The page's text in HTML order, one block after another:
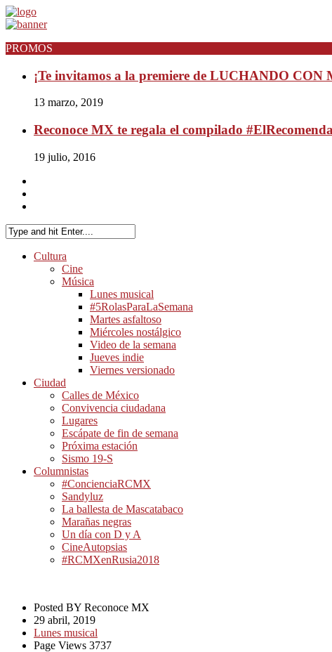
PROMOS
¡Te invitamos a la premiere de LUCHANDO
13 marzo, 2019
Reconoce MX te regala el compilado
19 julio, 2016
Cultura
Cine
Música
Lunes musical
#5RolasParaLaSemana
Martes asfaltoso
Miércoles nostálgico
Video de la semana
Jueves indie
Viernes versionado
Ciudad
Calles de México
Convivencia ciudadana
Lugares
Escápate de fin de semana
Próxima estación
Sismo 19-S
Columnistas
#ConcienciaRCMX
Sandyluz
La ballesta de Mascatabaco
Marañas negras
Un día con D y A
CineAutopsias
#RCMXenRusia2018
Posted BY Reconoce MX
29 abril, 2019
Lunes musical
Page Views 3737